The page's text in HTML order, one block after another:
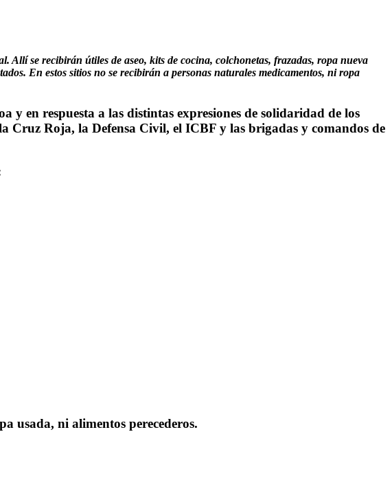
se recibirán útiles de aseo, kits de cocina, colchonetas, frazadas, ropa nueva
En estos sitios no se recibirán a personas naturales medicamentos, ni ropa
y en respuesta a las distintas expresiones de solidaridad de los
Cruz Roja, la Defensa Civil, el ICBF y las brigadas y comandos de
usada, ni alimentos perecederos.